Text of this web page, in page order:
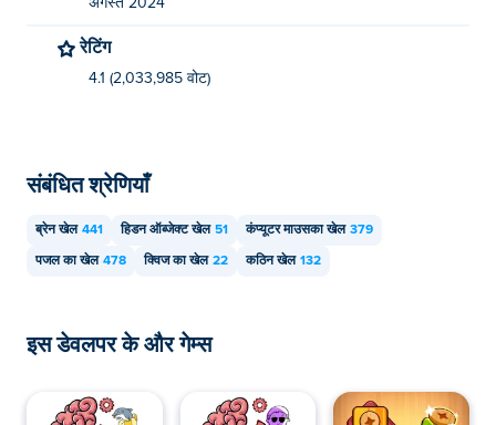
अगस्त 2024
रेटिंग
4.1 (2,033,985 वोट)
संबंधित श्रेणियाँ
ब्रेन खेल 441 हिडन ऑब्जेक्ट खेल 51 कंप्यूटर माउसका खेल 379
पजल का खेल 478 क्विज का खेल 22 कठिन खेल 132
इस डेवलपर के और गेम्स